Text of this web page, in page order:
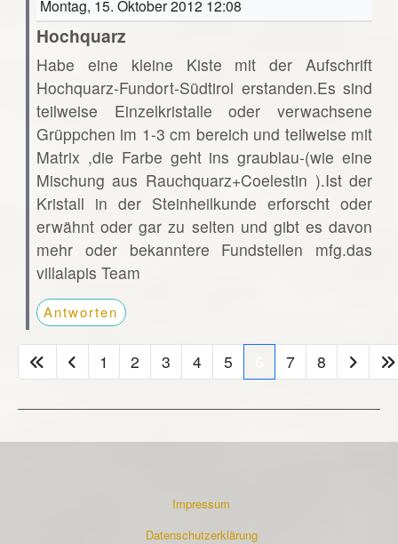
Montag, 15. Oktober 2012 12:08
Hochquarz
Habe eine kleine Kiste mit der Aufschrift
Hochquarz-Fundort-Südtirol erstanden.Es sind
teilweise Einzelkristalle oder verwachsene
Grüppchen im 1-3 cm bereich und teilweise mit
Matrix ,die Farbe geht ins graublau-(wie eine
Mischung aus Rauchquarz+Coelestin ).Ist der
Kristall in der Steinheilkunde erforscht oder
erwähnt oder gar zu selten und gibt es davon
mehr oder bekanntere Fundstellen mfg.das
villalapis Team
Antworten
1 2 3 4 5 7 8
Impressum
Datenschutzerklärung